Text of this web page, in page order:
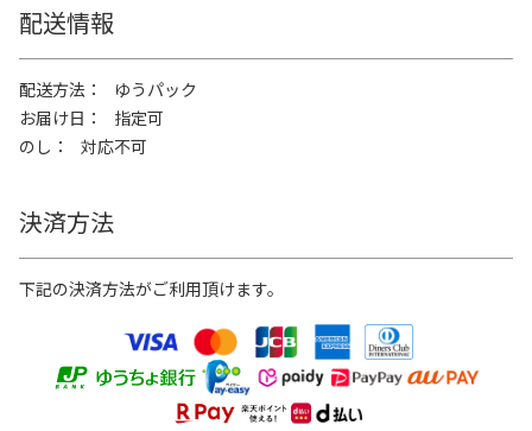
配送情報
配送方法
ゆうパック
お届け日
指定可
のし
対応不可
決済方法
下記の決済方法がご利用頂けます。